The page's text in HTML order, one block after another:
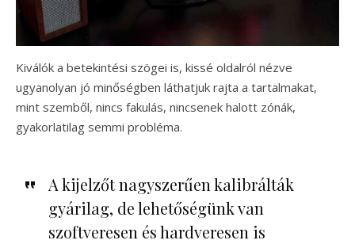
Kiválók a betekintési szögei is, kissé oldalról nézve
ugyanolyan jó minőségben láthatjuk rajta a tartalmakat,
mint szemből, nincs fakulás, nincsenek halott zónák,
gyakorlatilag semmi probléma.
A kijelzőt nagyszerűen kalibrálták
gyárilag, de lehetőségünk van
szoftveresen és hardveresen is